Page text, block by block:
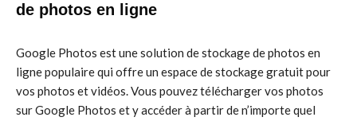
de photos en ligne
Google Photos est une solution de stockage de photos en
ligne populaire qui offre un espace de stockage gratuit pour
vos photos et vidéos. Vous pouvez télécharger vos photos
sur Google Photos et y accéder à partir de n’importe quel